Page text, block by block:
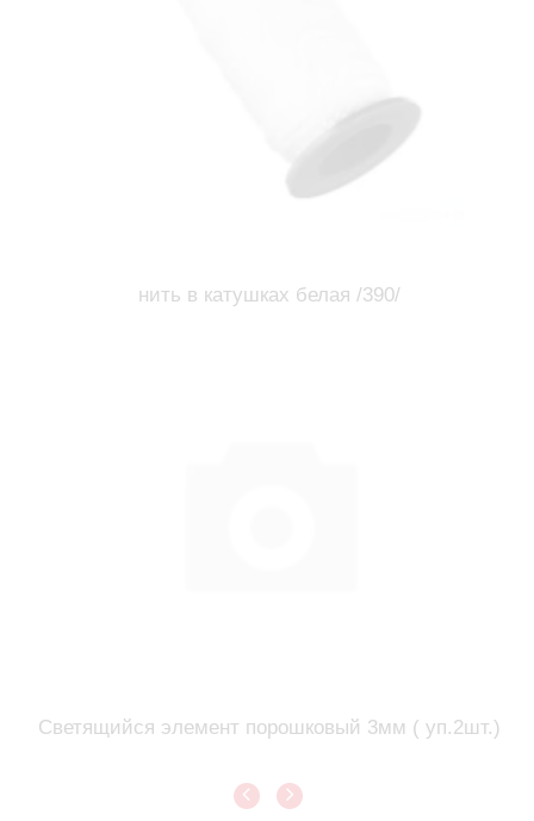
нить в катушках белая /390/
Светящийся элемент порошковый 3мм ( уп.2шт.)